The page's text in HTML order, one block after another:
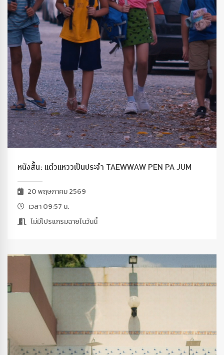
หนังสั้น: แต๋วแหววเป็นประจำ TAEWWAW PEN PA JUM
20 พฤษภาคม 2569
เวลา 09:57 น.
ไม่มีโปรแกรมฉายในวันนี้